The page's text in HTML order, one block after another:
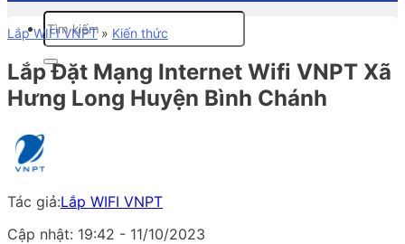
Tìm
kiếm:
Lắp WIFI VNPT» Kiến thức
Lắp Đặt Mạng Internet Wifi VNPT Xã
Hưng Long Huyện Bình Chánh
Tác giả:Lắp WIFI VNPT
Cập nhật: 19:42 - 11/10/2023